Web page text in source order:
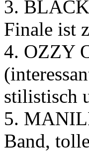
3.
Finale ist
4. OZZY
stilistisch
5.
Band,